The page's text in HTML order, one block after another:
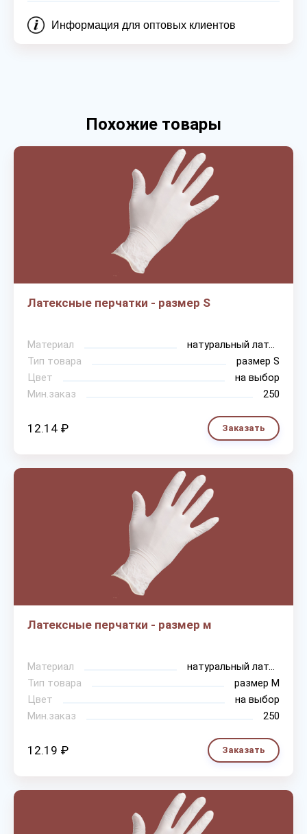
Информация для оптовых клиентов
Похожие товары
Латексные перчатки - размер S
Материал
натуральный латекс
Тип товара
размер S
Цвет
на выбор
Мин.заказ
250
12.14 ₽ Заказать
Латексные перчатки - размер м
Материал
натуральный латекс
Тип товара
размер М
Цвет
на выбор
Мин.заказ
250
12.19 ₽ Заказать